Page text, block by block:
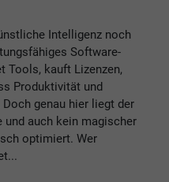
Intelligenz noch
Software-
Tools, kauft Lizenzen,
Produktivität und
genau hier liegt der
und auch kein magischer
optimiert. Wer